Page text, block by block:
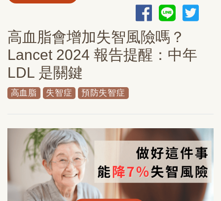
高血脂會增加失智風險嗎？
Lancet 2024 報告提醒：中年
LDL 是關鍵
高血脂 失智症 預防失智症